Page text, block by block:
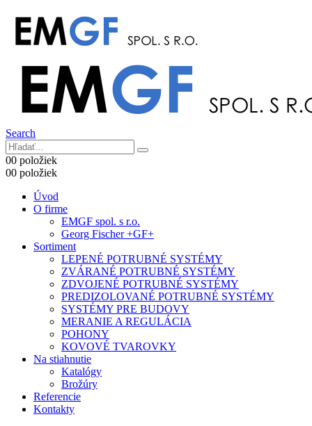
Search
00 položiek
00 položiek
Úvod
O firme
EMGF spol. s r.o.
Georg Fischer +GF+
Sortiment
LEPENÉ POTRUBNÉ SYSTÉMY
ZVÁRANÉ POTRUBNÉ SYSTÉMY
ZDVOJENÉ POTRUBNÉ SYSTÉMY
PREDIZOLOVANÉ POTRUBNÉ SYSTÉMY
SYSTÉMY PRE BUDOVY
MERANIE A REGULÁCIA
POHONY
KOVOVÉ TVAROVKY
Na stiahnutie
Katalógy
Brožúry
Referencie
Kontakty